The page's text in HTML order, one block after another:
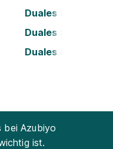
Duales Studium
Duales Studium
Duales Studium
bei Azubiyo
ist.